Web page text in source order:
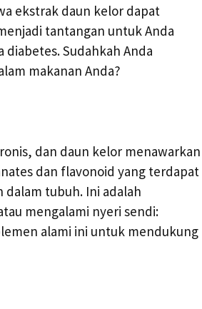
ekstrak daun kelor dapat
tantangan untuk Anda
Sudahkah Anda
makanan Anda?
dan daun kelor menawarkan
dan flavonoid yang terdapat
tubuh. Ini adalah
mengalami nyeri sendi:
alami ini untuk mendukung